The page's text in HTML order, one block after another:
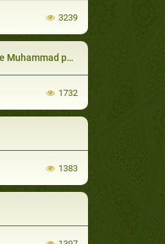
3239
parmi son peuple?
1732
1383